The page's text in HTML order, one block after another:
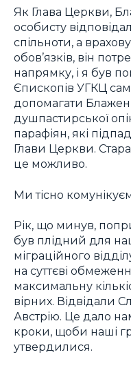
Як Глава Церкви,
особисту
спільноти, а
обов’язків, він
напрямку, і я був
Єпископів УГКЦ
допомагати
душпастирської
парафіян, які
Глави Церкви.
це можливо.
Ми тісно
Рік, що минув,
був плідний для
міграційного
на суттєві
максимальну
вірних. Відвідали
Австрію. Це дало
кроки, щоби наші
утвердилися.